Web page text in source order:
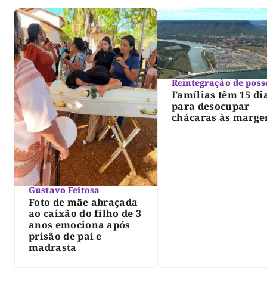
Gustavo Feitosa
Foto de mãe abraçada
ao caixão do filho de 3
anos emociona após
prisão de pai e
madrasta
Reintegração de
Famílias têm 15
para desocupar
chácaras às